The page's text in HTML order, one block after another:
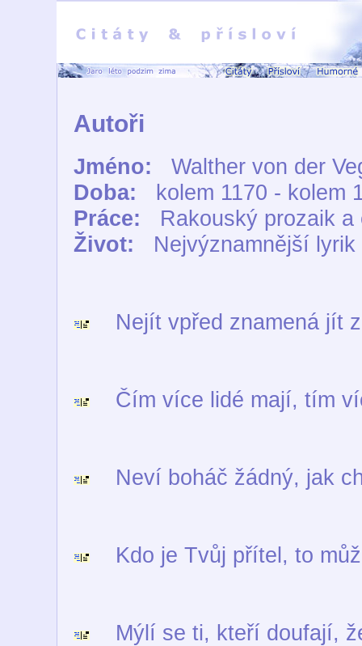
Autoři
Jméno:
Walther von der
Doba:
kolem 1170 - kolem
Práce:
Rakouský prozaik a
Život:
Nejvýznamnější
Nejít vpřed znamená jít
Čím více lidé mají, tím
Neví boháč žádný, jak
Kdo je Tvůj přítel, to
Mýlí se ti, kteří doufají,